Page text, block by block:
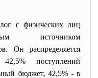
с физических лиц
источником
Он распределяется
поступлений
бюджет, 42,5% - в